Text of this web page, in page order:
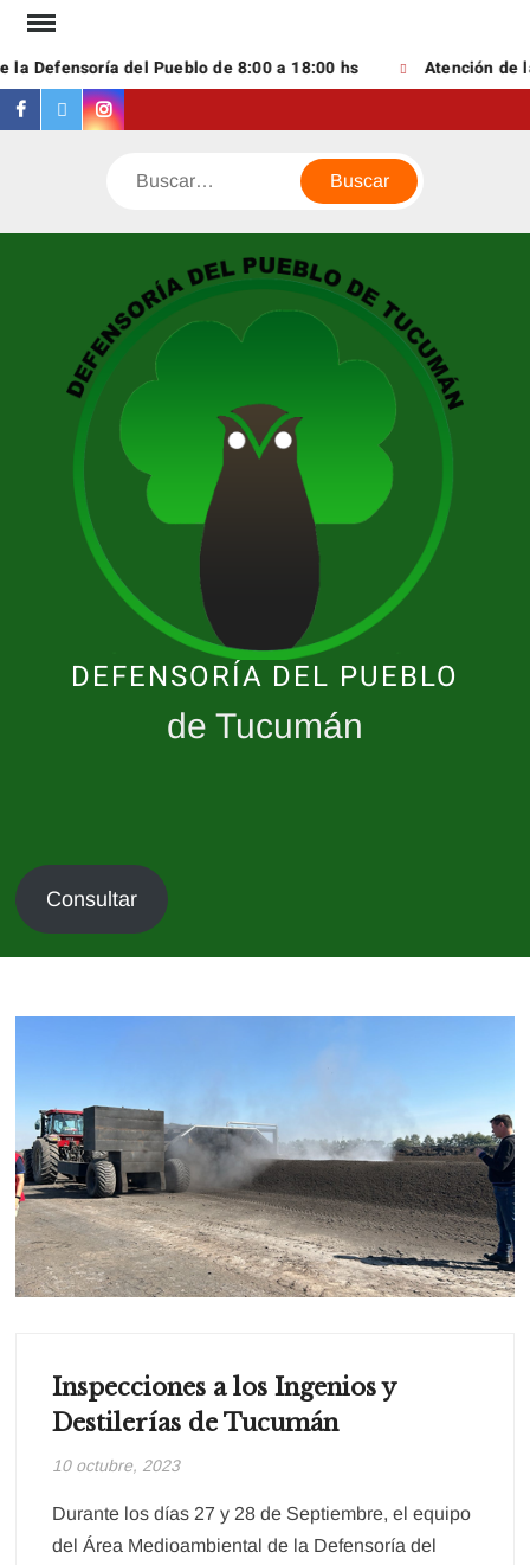
Saltar
contenido
Defensoría del Pueblo de 8:00 a 18:00 hs Atención de
Facebook
TwitterInstagram
Buscar
DEFENSORÍA DEL PUEBLO
de Tucumán
Consultar
Inspecciones a los Ingenios y
Destilerías de Tucumán
10 octubre, 2023
Durante los días 27 y 28 de Septiembre, el equipo
del Área Medioambiental de la Defensoría del